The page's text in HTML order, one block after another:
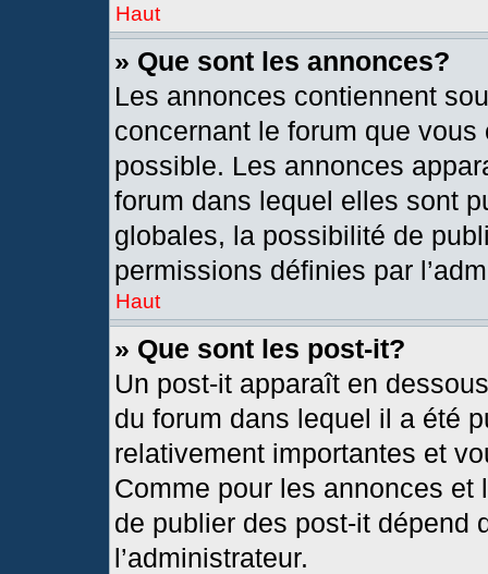
Haut
» Que sont les annonces?
Les annonces contiennent
concernant le forum que
possible. Les annonces
forum dans lequel elles sont
globales, la possibilité de
permissions définies par
Haut
» Que sont les post-it?
Un post-it apparaît en
du forum dans lequel il a été
relativement importantes et
Comme pour les annonces
de publier des post-it dépend
l’administrateur.